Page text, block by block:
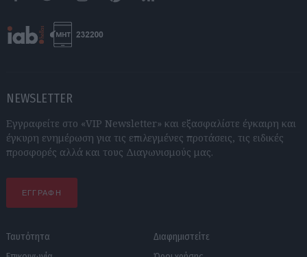
FacebookTwitter InstagramPinterestRSS feeds
NEWSLETTER
Εγγραφείτε στο «VIP Newsletter» και εξασφαλίστε έγκαιρη και
έγκυρη ενημέρωση για τις επιλεγμένες προτάσεις, τις ειδικές
προσφορές αλλά και τους Διαγωνισμούς μας.
ΕΓΓΡΑΦΗ
Ταυτότητα
Διαφημιστείτε